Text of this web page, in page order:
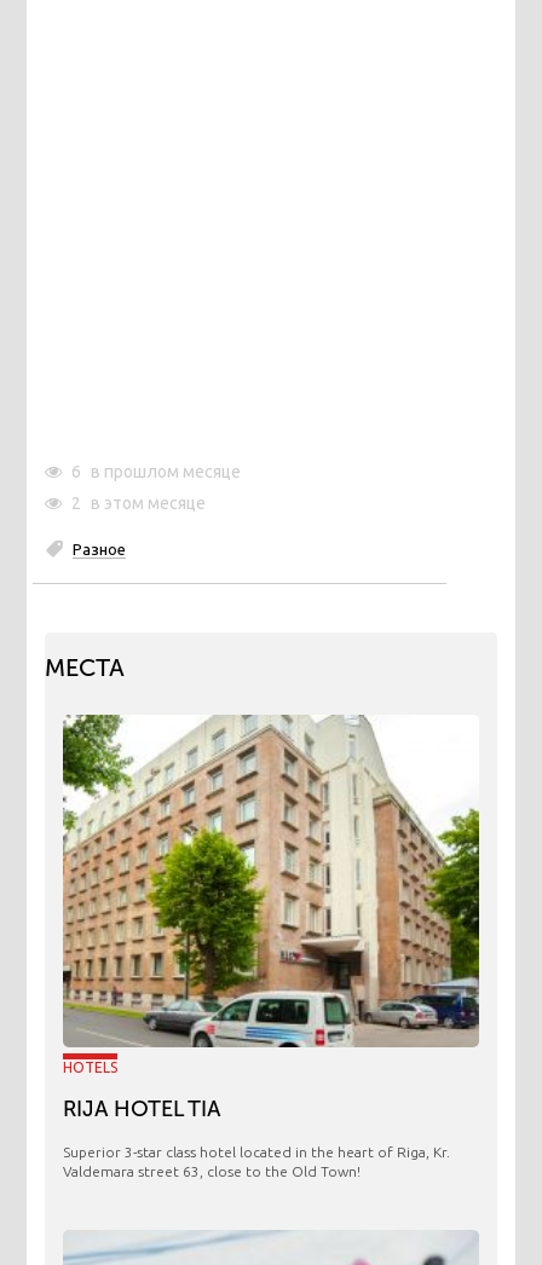
6
в прошлом месяце
2
в этом месяце
Разное
МЕСТА
HOTELS
RIJA HOTEL TIA
Superior 3-star class hotel located in the heart of Riga, Kr.
Valdemara street 63, close to the Old Town!